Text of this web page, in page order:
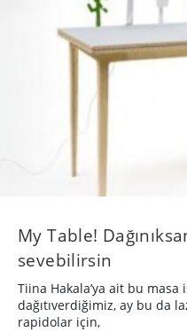
My Table!
sevebilirsin
Tiina Hakala’ya ait bu
dağıtıverdiğimiz, ay bu da
rapidolar için,